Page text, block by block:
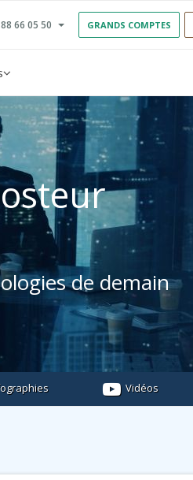
66 05 50 GRANDS COMPTES
de demain
Vidéos